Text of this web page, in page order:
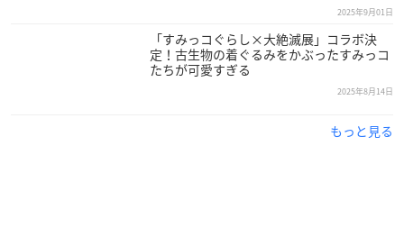
2025年9月01日
「すみっコぐらし×大絶滅展」コラボ決
定！古生物の着ぐるみをかぶったすみっコ
たちが可愛すぎる
2025年8月14日
もっと見る